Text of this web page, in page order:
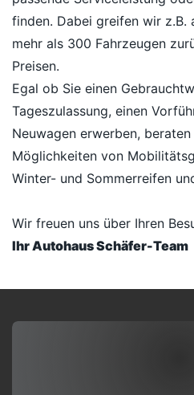
finden. Dabei greifen wir z.B.
mehr als 300 Fahrzeugen
Preisen.
Egal ob Sie einen
Tageszulassung, einen
Neuwagen erwerben,
Möglichkeiten von
Winter- und Sommerreifen
Wir freuen uns über Ihren
Ihr Autohaus Schäfer-Team